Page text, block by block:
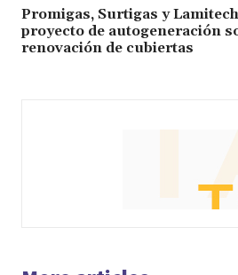
Promigas, Surtigas y
proyecto de autogeneración
renovación de cubiertas